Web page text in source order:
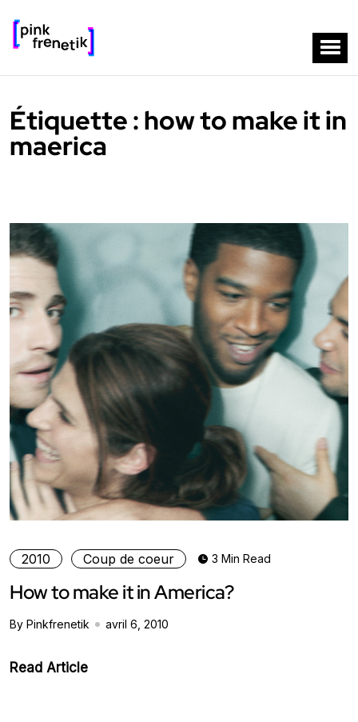
Étiquette :how to make it in
maerica
2010 Coup de coeur 3 Min Read
How to make it in America?
By Pinkfrenetik avril 6, 2010
Read Article